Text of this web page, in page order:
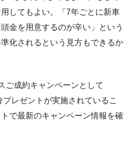
してもよい。「7年ごとに新車
金を用意するのが辛い」という
化されるという見方もできるか
ご成約キャンペーンとして
レゼントが実施されているこ
で最新のキャンペーン情報を確